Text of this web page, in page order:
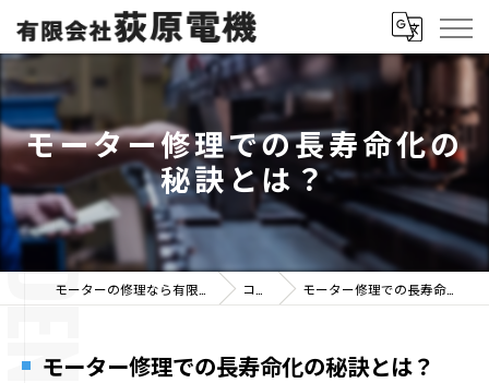
モーター修理での長寿命化の
秘訣とは？
コラム モーター修理での長寿命化の秘訣とは？
モーター修理での長寿命化の秘訣とは？